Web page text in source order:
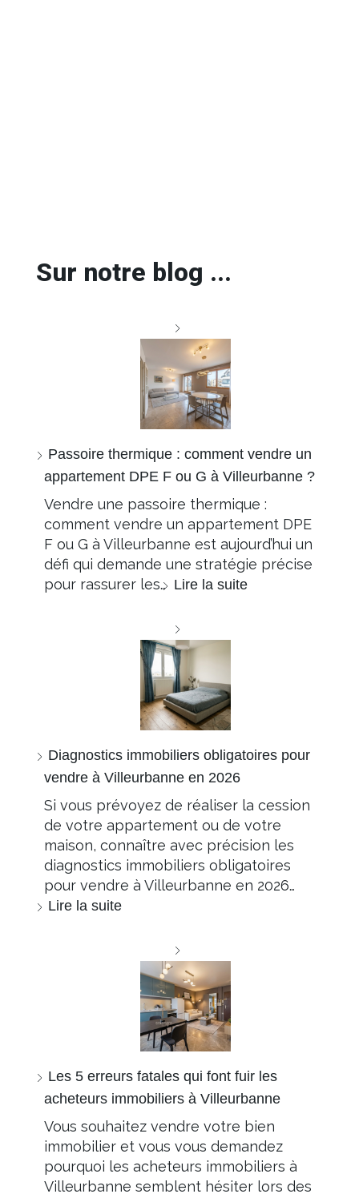
Sur notre blog ...
Passoire thermique : comment vendre un
appartement DPE F ou G à Villeurbanne ?
Vendre une passoire thermique :
comment vendre un appartement DPE
F ou G à Villeurbanne est aujourd’hui un
défi qui demande une stratégie précise
pour rassurer les… Lire la suite
Diagnostics immobiliers obligatoires pour
vendre à Villeurbanne en 2026
Si vous prévoyez de réaliser la cession
de votre appartement ou de votre
maison, connaître avec précision les
diagnostics immobiliers obligatoires
pour vendre à Villeurbanne en 2026…
Lire la suite
Les 5 erreurs fatales qui font fuir les
acheteurs immobiliers à Villeurbanne
Vous souhaitez vendre votre bien
immobilier et vous vous demandez
pourquoi les acheteurs immobiliers à
Villeurbanne semblent hésiter lors des